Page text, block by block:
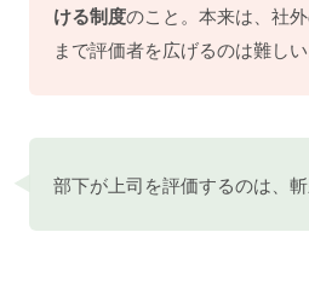
ける制度のこと。本来は、社
まで評価者を広げるのは難し
部下が上司を評価するのは、斬